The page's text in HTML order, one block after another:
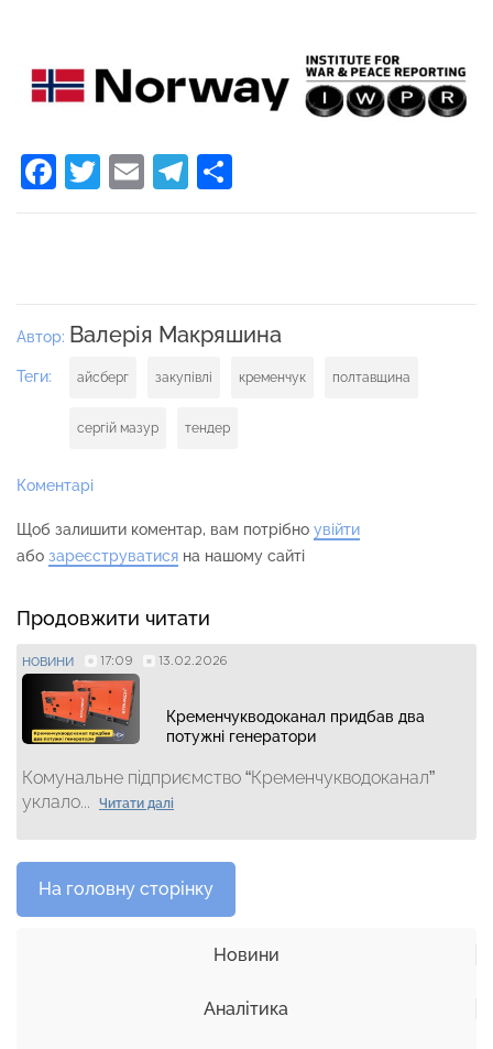
Facebook
Twitter
EmailTelegram
Автор: Валерія Макряшина
Теги: айсберг закупівлі кременчук полтавщина
сергій мазур тендер
Коментарі
Щоб залишити коментар, вам потрібно увійти
або зареєструватися на нашому сайті
Продовжити читати
НОВИНИ 17:09 13.02.2026
Кременчукводоканал придбав два
потужні генератори
Комунальне підприємство “Кременчукводоканал”
уклало...
Читати далі
На головну сторінку
Новини
Аналітика